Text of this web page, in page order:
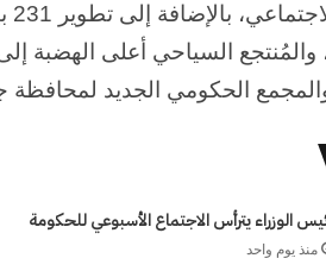
الحكومي الجديد لمحافظة
الوزراء يترأس الاجتماع الأسبوعي للحكومة
منذ يوم واحد